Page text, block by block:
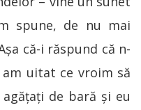
spune, de nu mai
că-i răspund că n-
am uitat ce vroim să
de bară și eu